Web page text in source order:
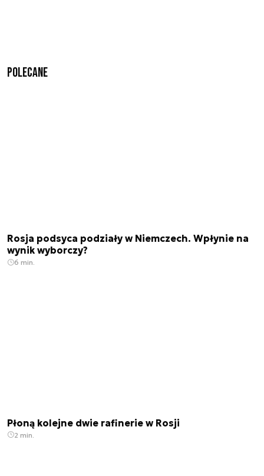
Polecane
Rosja podsyca podziały w Niemczech. Wpłynie na
wynik wyborczy?
6 min.
Płoną kolejne dwie rafinerie w Rosji
2 min.